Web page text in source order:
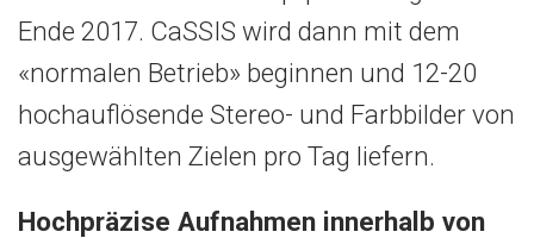
Ende 2017. CaSSIS wird dann mit dem
«normalen Betrieb» beginnen und 12-20
hochauflösende Stereo- und Farbbilder von
ausgewählten Zielen pro Tag liefern.
Hochpräzise Aufnahmen innerhalb von